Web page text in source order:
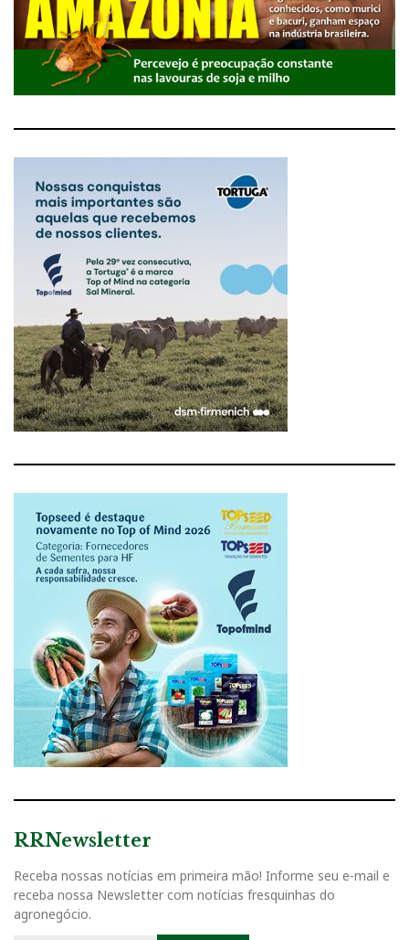
RRNewsletter
Receba nossas notícias em primeira mão! Informe seu e-mail e
receba nossa Newsletter com notícias fresquinhas do
agronegócio.